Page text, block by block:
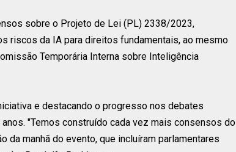
sobre o Projeto de Lei (PL) 2338/2023,
riscos da IA para direitos fundamentais, ao mesmo
Temporária Interna sobre Inteligência
e destacando o progresso nos debates
"Temos construído cada vez mais consensos do
manhã do evento, que incluíram parlamentares